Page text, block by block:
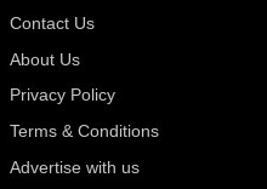
Contact Us
About Us
Privacy Policy
Terms & Conditions
Advertise with us